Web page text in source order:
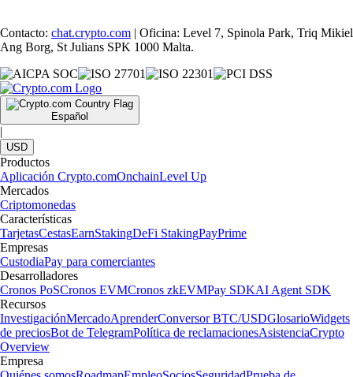
Contacto: chat.crypto.com | Oficina: Level 7, Spinola Park, Triq Mikiel
Ang Borg, St Julians SPK 1000 Malta.
Español
|
USD
Productos
Aplicación Crypto.comOnchainLevel Up
Mercados
Criptomonedas
Características
TarjetasCestasEarnStakingDeFi StakingPayPrime
Empresas
CustodiaPay para comerciantes
Desarrolladores
Cronos PoSCronos EVMCronos zkEVMPay SDKAI Agent SDK
Recursos
InvestigaciónMercadoAprenderConversor BTC/USDGlosarioWidgets
de preciosBot de TelegramPolítica de reclamacionesAsistenciaCrypto
Overview
Empresa